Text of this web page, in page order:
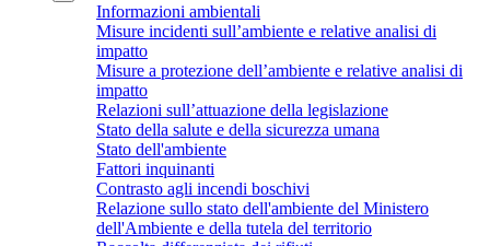
Informazioni ambientali
Misure incidenti sull’ambiente e relative analisi di
impatto
Misure a protezione dell’ambiente e relative analisi di
impatto
Relazioni sull’attuazione della legislazione
Stato della salute e della sicurezza umana
Stato dell'ambiente
Fattori inquinanti
Contrasto agli incendi boschivi
Relazione sullo stato dell'ambiente del Ministero
dell'Ambiente e della tutela del territorio